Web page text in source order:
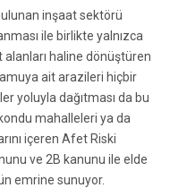
inşaat sektörü
ile birlikte yalnızca
haline dönüştüren
ait arazileri hiçbir
yoluyla dağıtması da bu
mahalleleri ya da
içeren Afet Riski
ve 2B kanunu ile elde
emrine sunuyor.